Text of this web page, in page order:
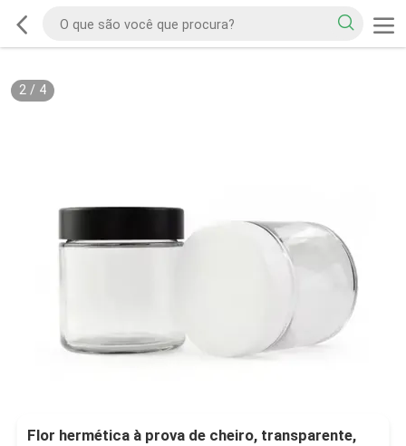
2/ 4
Flor hermética à prova de cheiro, transparente,